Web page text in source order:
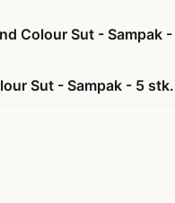
Colour Sut - Sampak
Sut - Sampak - 5